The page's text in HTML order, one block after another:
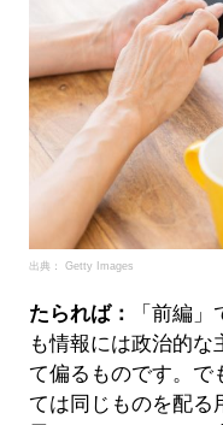
出典： Getty Images
たられば：
「前編
も情報には政治的な
て偏るものです。で
ては同じものを配る